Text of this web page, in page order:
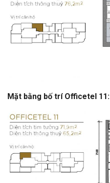
Mặt bằng bố trí Officetel 11: